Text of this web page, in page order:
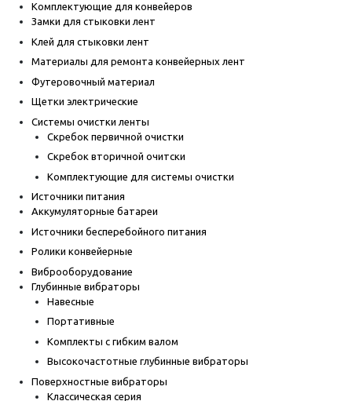
Комплектующие для конвейеров
Замки для стыковки лент
Клей для стыковки лент
Материалы для ремонта конвейерных лент
Футеровочный материал
Щетки электрические
Системы очистки ленты
Скребок первичной очистки
Скребок вторичной очитски
Комплектующие для системы очистки
Источники питания
Аккумуляторные батареи
Источники бесперебойного питания
Ролики конвейерные
Виброоборудование
Глубинные вибраторы
Навесные
Портативные
Комплекты с гибким валом
Высокочастотные глубинные вибраторы
Поверхностные вибраторы
Классическая серия